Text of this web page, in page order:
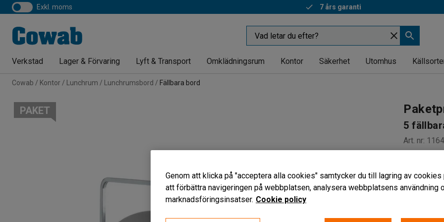
exkl. moms 7 års garanti
Verkstad Lager & Förvaring Lyft & Transport Omklädningsrum Kontor Säkerhet Utomhus
Cowab Kontor Lunchrum Lunchrumsbord Fällbara bord
PAKET
5
Art. nr:
Fem
Länkhjul
exkl. moms
Genom att klicka på "acceptera alla cookies" samtycker du till lagring av
att förbättra navigeringen på webbplatsen, analysera webbplatsens användning
marknadsföringsinsatser. Cookie policy